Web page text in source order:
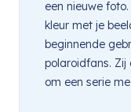
een nieuwe
kleur met je
beginnende
polaroidfans.
om een serie